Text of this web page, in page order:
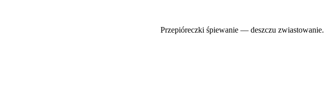
Przepióreczki śpiewanie — deszczu zwiastowanie.